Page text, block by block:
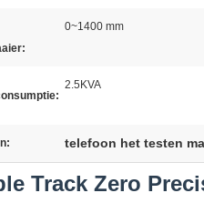
0~1400 mm
2.5KVA
telefoon het testen
Track Zero